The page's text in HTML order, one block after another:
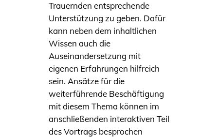
Trauernden entsprechende
Unterstützung zu geben. Dafür
kann neben dem inhaltlichen
Wissen auch die
Auseinandersetzung mit
eigenen Erfahrungen hilfreich
sein. Ansätze für die
weiterführende Beschäftigung
mit diesem Thema können im
anschließenden interaktiven Teil
des Vortrags besprochen